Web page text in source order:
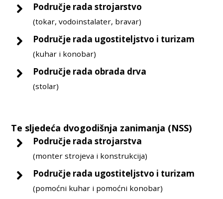
Područje rada strojarstvo
(tokar, vodoinstalater, bravar)
Područje rada ugostiteljstvo i turizam
(kuhar i konobar)
Područje rada obrada drva
(stolar)
Te sljedeća dvogodišnja zanimanja (NSS)
Područje rada strojarstva
(monter strojeva i konstrukcija)
Područje rada ugostiteljstvo i turizam
(pomoćni kuhar i pomoćni konobar)